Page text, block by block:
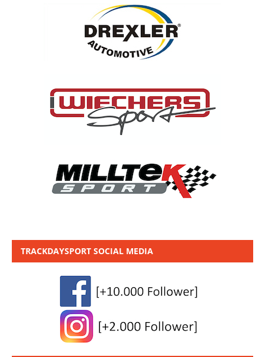
TRACKDAYSPORT SOCIAL MEDIA